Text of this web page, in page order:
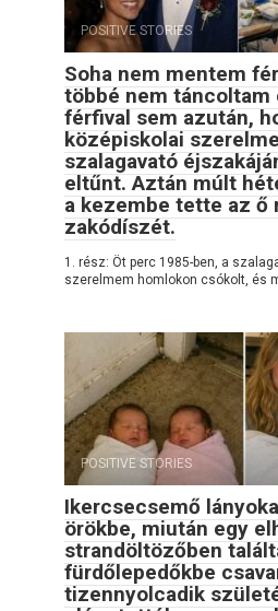
POSITIVE STORIES
Soha nem mentem
többé nem táncoltam
férfival sem azután,
középiskolai
szalagavató
eltűnt. Aztán múlt
a kezembe tette az ő
zakódíszét.
1. rész: Öt perc 1985-ben, a
szerelmem homlokon csókolt, és
POSITIVE STORIES
Ikercsecsemő
örökbe, miután egy
strandöltözőben
fürdőlepedőkbe
tizennyolcadik